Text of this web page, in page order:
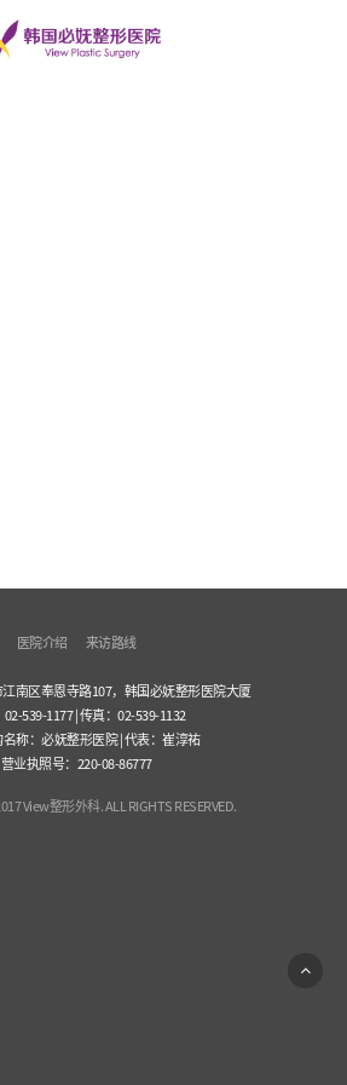
医院介绍 来访路线
南区奉恩寺路107，韩国必妩整形医院大厦
539-1177 | 传真：02-539-1132
称：必妩整形医院 | 代表：崔淳祐
营业执照号：220-08-86777
View整形外科. ALL RIGHTS RESERVED.